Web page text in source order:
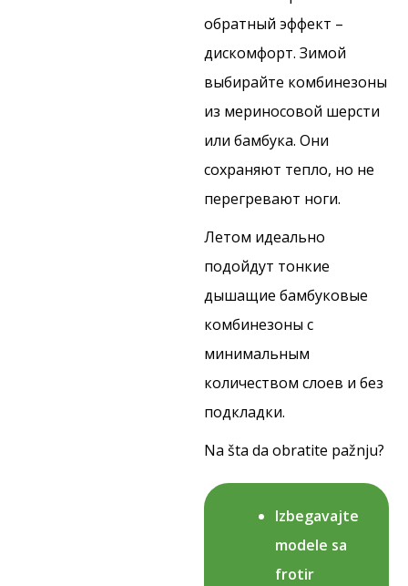
обратный эффект –
дискомфорт. Зимой
выбирайте комбинезоны
из мериносовой шерсти
или бамбука. Они
сохраняют тепло, но не
перегревают ноги.
Летом идеально
подойдут тонкие
дышащие бамбуковые
комбинезоны с
минимальным
количеством слоев и без
подкладки.
Na šta da obratite pažnju?
Izbegavajte
modele sa
frotir